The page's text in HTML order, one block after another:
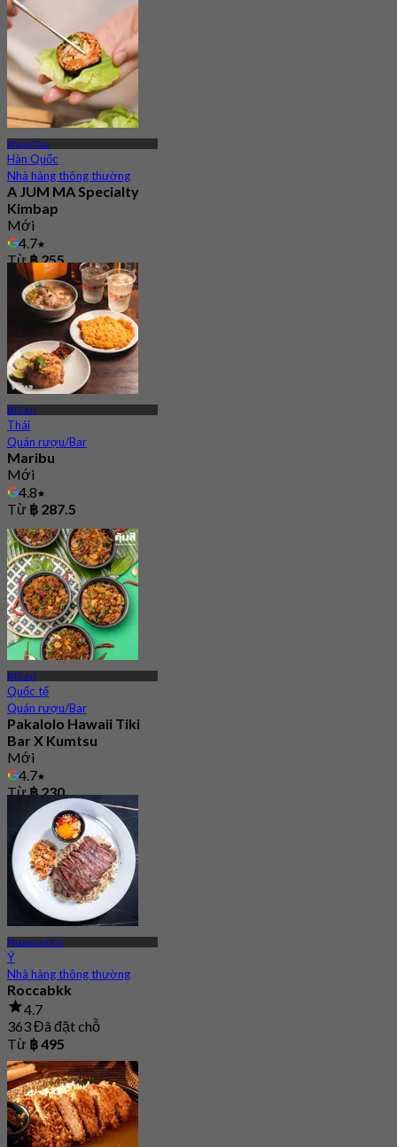
Phaya Thai
Hàn Quốc
Nhà hàng thông thường
A JUM MA Specialty
Kimbap
Mới
4.7
Từ฿ 255
BTS Ari
Thái
Quán rượu/Bar
Maribu
Mới
4.8
Từ ฿ 287.5
BTS Ari
Quốc tế
Quán rượu/Bar
Pakalolo Hawaii Tiki
Bar X Kumtsu
Mới
4.7
Từ฿ 230
Phahonyothin
Ý
Nhà hàng thông thường
Roccabkk
4.7
363 Đã đặt chỗ
Từ ฿ 495